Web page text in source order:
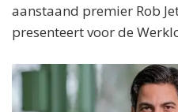
aanstaand premier Rob
presenteert voor de